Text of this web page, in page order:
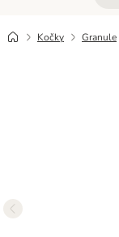
Kočky Granule